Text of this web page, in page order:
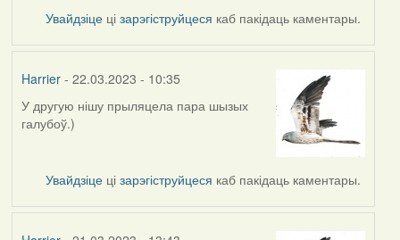
Увайдзіце цізарэгіструйцеся каб пакідаць каментары.
Harrier- 22.03.2023 - 10:35
У другую нішу прыляцела пара шызых
галубоў.)
Увайдзіце цізарэгіструйцеся каб пакідаць каментары.